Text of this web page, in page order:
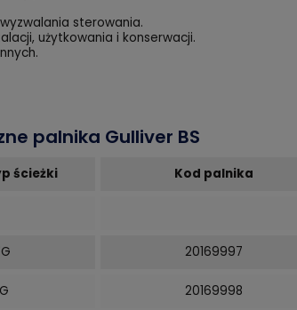
sterowania.
użytkowania i konserwacji.
palnika Gulliver BS
ścieżki Kod palnika
20169997
20169998